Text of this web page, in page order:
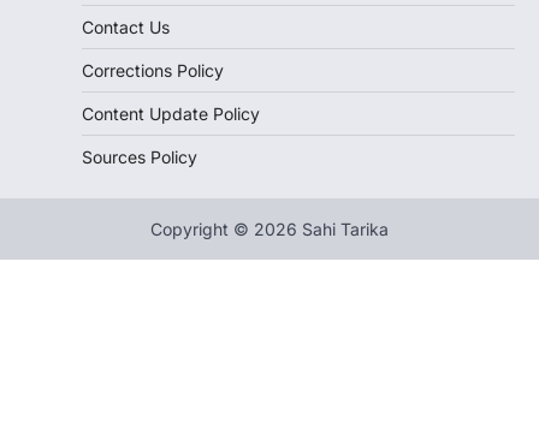
Contact Us
Corrections Policy
Content Update Policy
Sources Policy